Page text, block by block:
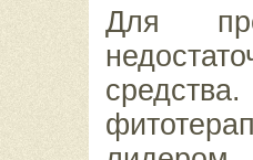
Для